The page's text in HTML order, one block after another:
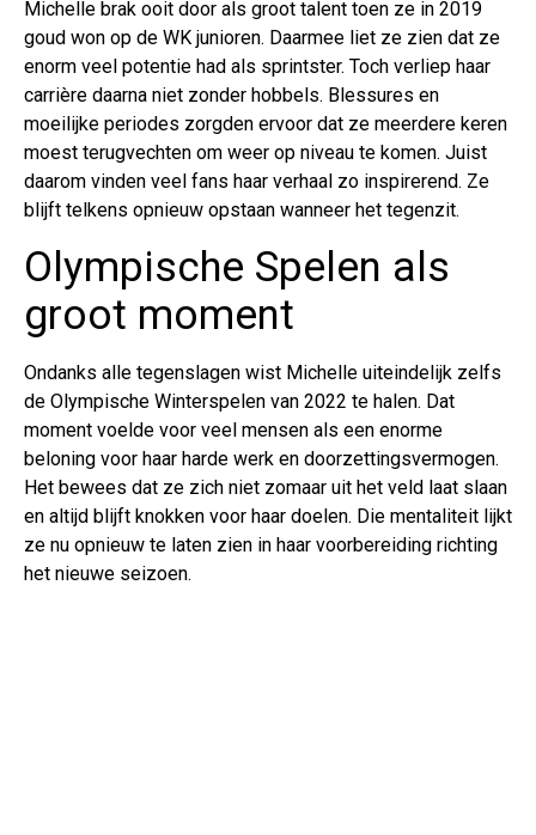
Michelle brak ooit door als groot talent toen ze in 2019
goud won op de WK junioren. Daarmee liet ze zien dat ze
enorm veel potentie had als sprintster. Toch verliep haar
carrière daarna niet zonder hobbels. Blessures en
moeilijke periodes zorgden ervoor dat ze meerdere keren
moest terugvechten om weer op niveau te komen. Juist
daarom vinden veel fans haar verhaal zo inspirerend. Ze
blijft telkens opnieuw opstaan wanneer het tegenzit.
Olympische Spelen als
groot moment
Ondanks alle tegenslagen wist Michelle uiteindelijk zelfs
de Olympische Winterspelen van 2022 te halen. Dat
moment voelde voor veel mensen als een enorme
beloning voor haar harde werk en doorzettingsvermogen.
Het bewees dat ze zich niet zomaar uit het veld laat slaan
en altijd blijft knokken voor haar doelen. Die mentaliteit lijkt
ze nu opnieuw te laten zien in haar voorbereiding richting
het nieuwe seizoen.